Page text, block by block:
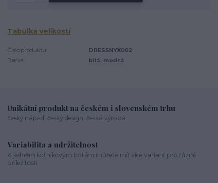
Tabulka velikostí
Číslo produktu:
DRESSNYX002
Barva:
bílá, modrá
Unikátní produkt na českém i slovenském trhu
český nápad, český design, česká výroba
Variabilita a udržitelnost
K jedněm kotníkovým botám můžete mít více variant pro různé
příležitosti